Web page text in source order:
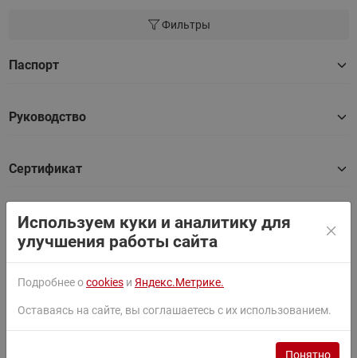
Фильтры
Паспорт
Руководство
Сертификат
Товары серии
Используем куки и аналитику для
улучшения работы сайта
Подробнее оcookies и Яндекс.Метрике.
Оставаясь на сайте, вы соглашаетесь с их использованием.
Понятно